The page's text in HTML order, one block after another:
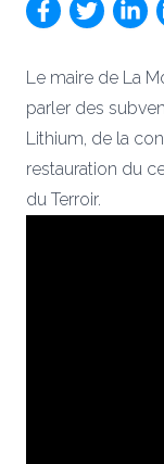
Le maire de La
parler des
Lithium, de la
restauration du
du Terroir.